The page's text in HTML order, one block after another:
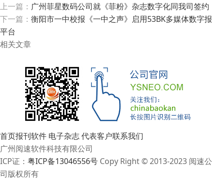
上一篇： 广州菲星数码公司就《菲粉》杂志数字化同我司签约
下一篇： 衡阳市一中校报《一中之声》启用53BK多媒体数字报
平台
相关文章
首页报刊软件 电子杂志代表客户联系我们
广州阅速软件科技有限公司
ICP证： 粤ICP备13046556号 Copy Right © 2013-2023 阅速公
司版权所有